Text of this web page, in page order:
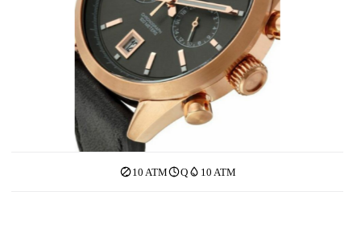
10 ATM Q 10 ATM